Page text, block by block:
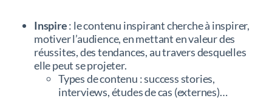
Inspire: le contenu inspirant cherche à inspirer,
motiver l’audience, en mettant en valeur des
réussites, des tendances, au travers desquelles
elle peut se projeter.
Types de contenu : success stories,
interviews, études de cas (externes)…